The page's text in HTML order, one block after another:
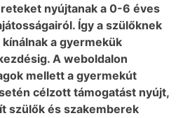
nyújtanak a 0-6 éves
Így a szülőknek
a gyermekük
A weboldalon
mellett a gyermekút
célzott támogatást nyújt,
szülők és szakemberek